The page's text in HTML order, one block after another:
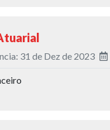
31 de Dez de 2023